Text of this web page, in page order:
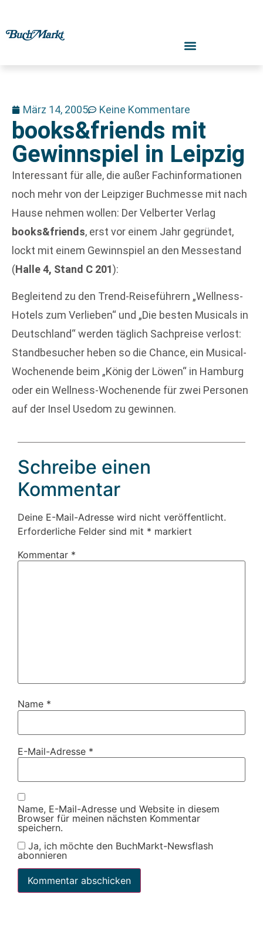
März 14, 2005 Keine Kommentare
books&friends mit
Gewinnspiel in Leipzig
Interessant für alle, die außer Fachinformationen
noch mehr von der Leipziger Buchmesse mit nach
Hause nehmen wollen: Der Velberter Verlag
books&friends, erst vor einem Jahr gegründet,
lockt mit einem Gewinnspiel an den Messestand
(Halle 4, Stand C 201):
Begleitend zu den Trend-Reiseführern „Wellness-
Hotels zum Verlieben“ und „Die besten Musicals in
Deutschland“ werden täglich Sachpreise verlost:
Standbesucher heben so die Chance, ein Musical-
Wochenende beim „König der Löwen“ in Hamburg
oder ein Wellness-Wochenende für zwei Personen
auf der Insel Usedom zu gewinnen.
Schreibe einen
Kommentar
Deine E-Mail-Adresse wird nicht veröffentlicht.
Erforderliche Felder sind mit * markiert
Kommentar *
Name *
E-Mail-Adresse *
Name, E-Mail-Adresse und Website in diesem
Browser für meinen nächsten Kommentar
speichern.
Ja, ich möchte den BuchMarkt-Newsflash
abonnieren